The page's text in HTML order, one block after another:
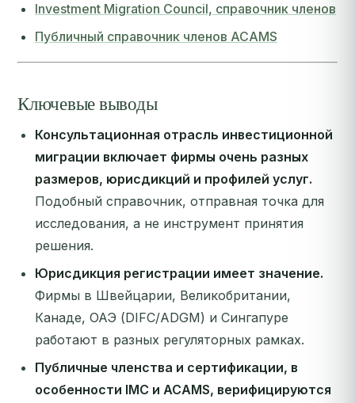
Investment Migration Council, справочник членов
Публичный справочник членов ACAMS
Ключевые выводы
Консультационная отрасль инвестиционной
миграции включает фирмы очень разных
размеров, юрисдикций и профилей услуг.
Подобный справочник, отправная точка для
исследования, а не инструмент принятия
решения.
Юрисдикция регистрации имеет значение.
Фирмы в Швейцарии, Великобритании,
Канаде, ОАЭ (DIFC/ADGM) и Сингапуре
работают в разных регуляторных рамках.
Публичные членства и сертификации, в
особенности IMC и ACAMS, верифицируются